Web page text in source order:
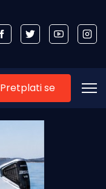
Pretplati se